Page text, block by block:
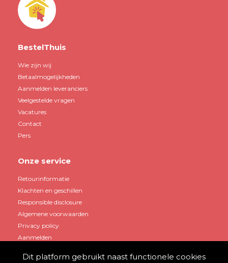
BestelThuis
Wie zijn wij
Betaalmogelijkheden
Aanmelden leveranciers
Veelgestelde vragen
Vacatures
Contact
Pers
Onze service
Retourinformatie
Klachten en geschillen
Responsible disclosure
Algemene voorwaarden
Privacy policy
Aanmelden
Dit platform gebruikt naast functionele cookies